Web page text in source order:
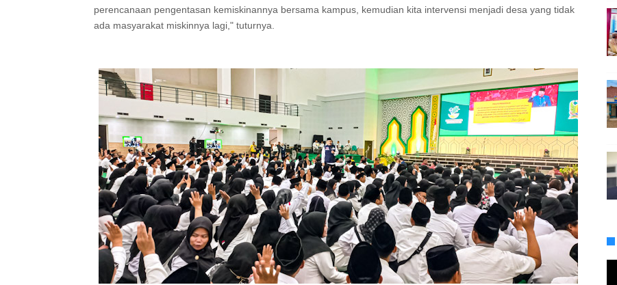
perencanaan pengentasan kemiskinannya bersama kampus, kemudian kita intervensi menjadi desa yang tidak
ada masyarakat miskinnya lagi," tuturnya.